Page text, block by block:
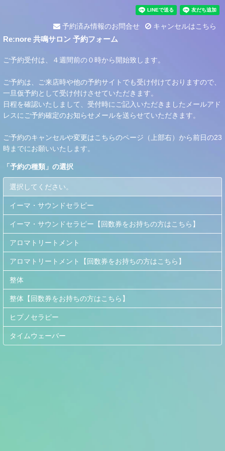
予約済み情報のお問合せ キャンセルはこちら
Re:nore 共鳴サロン 予約フォーム
ご予約受付は、４週間前の０時から開始致します。
ご予約は、ご来店時や他の予約サイトでも受け付けておりますので、
一旦仮予約として受け付けさせていただきます。
日程を確認いたしまして、受付時にご記入いただきましたメールアド
レスにご予約確定のお知らせメールを送らせていただきます。
ご予約のキャンセルや変更はこちらのページ（上部右）から前日の23
時までにお願いいたします。
「 予約の種類 」の選択
選択してください。
イーマ・サウンドセラピー
イーマ・サウンドセラピー【回数券をお持ちの方はこちら】
アロマトリートメント
アロマトリートメント【回数券をお持ちの方はこちら】
整体
整体【回数券をお持ちの方はこちら】
ヒプノセラピー
タイムウェーバー